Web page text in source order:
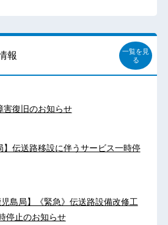
報
一覧を見
る
害復旧のお知らせ
伝送路移設に伴うサービス一時停
島局】《緊急》伝送路設備改修工
停止のお知らせ